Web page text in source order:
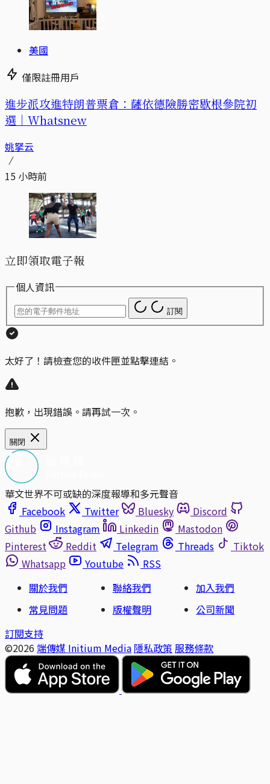
美國
僅限註冊用戶
進步派攻進特朗普票倉：薩依德險勝密歇根參院初
選｜Whatsnew
姚拏云
15 小時前
立即領取電子報
個人資訊
訂閱
太好了！請檢查您的收件匣並點擊連結。
抱歉，出現錯誤。請再試一次。
關閉
華文世界不可或缺的深度報導和多元聲音
Facebook
Twitter Bluesky
Discord
Github
Instagram Linkedin
Mastodon
Pinterest
Reddit Telegram Threads
Tiktok
Whatsapp
Youtube
RSS
關於我們
聯絡我們
加入我們
常見問題
版權聲明
公司新聞
訂閱支持
©2026 端傳媒 Initium Media 隱私政策 服務條款